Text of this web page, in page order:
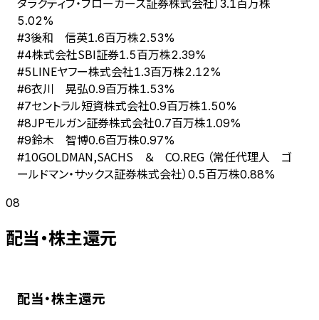
3.1百万株
5.02%
#3後和 信英1.6百万株2.53%
#4株式会社SBI証券1.5百万株2.39%
#5LINEヤフー株式会社1.3百万株2.12%
#6衣川 晃弘0.9百万株1.53%
#7セントラル短資株式会社0.9百万株1.50%
#8JPモルガン証券株式会社0.7百万株1.09%
#9鈴木 智博0.6百万株0.97%
#10GOLDMAN,SACHS ＆ CO.REG （常任代理人 ゴ
ールドマン・サックス証券株式会社） 0.5百万株0.88%
08
配当・株主還元
配当・株主還元